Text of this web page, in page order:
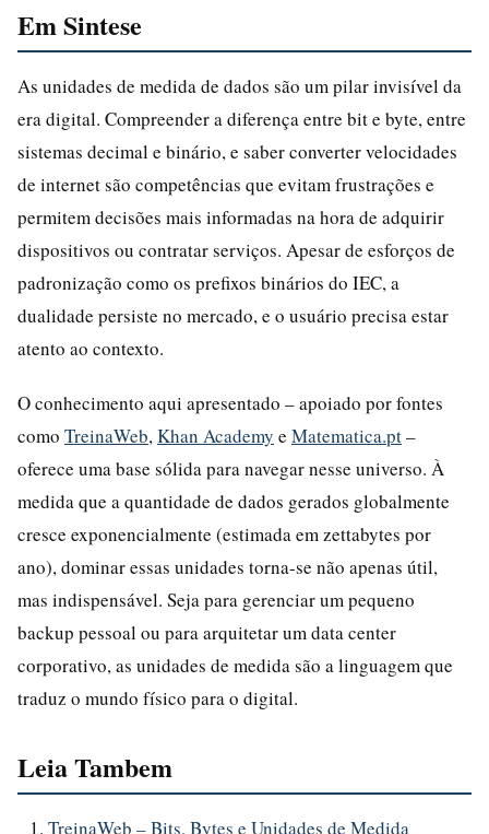
Em Sintese
As unidades de medida de dados são um pilar invisível da
era digital. Compreender a diferença entre bit e byte, entre
sistemas decimal e binário, e saber converter velocidades
de internet são competências que evitam frustrações e
permitem decisões mais informadas na hora de adquirir
dispositivos ou contratar serviços. Apesar de esforços de
padronização como os prefixos binários do IEC, a
dualidade persiste no mercado, e o usuário precisa estar
atento ao contexto.
O conhecimento aqui apresentado – apoiado por fontes
como TreinaWeb, Khan Academy e Matematica.pt–
oferece uma base sólida para navegar nesse universo. À
medida que a quantidade de dados gerados globalmente
cresce exponencialmente (estimada em zettabytes por
ano), dominar essas unidades torna-se não apenas útil,
mas indispensável. Seja para gerenciar um pequeno
backup pessoal ou para arquitetar um data center
corporativo, as unidades de medida são a linguagem que
traduz o mundo físico para o digital.
Leia Tambem
TreinaWeb – Bits, Bytes e Unidades de Medida